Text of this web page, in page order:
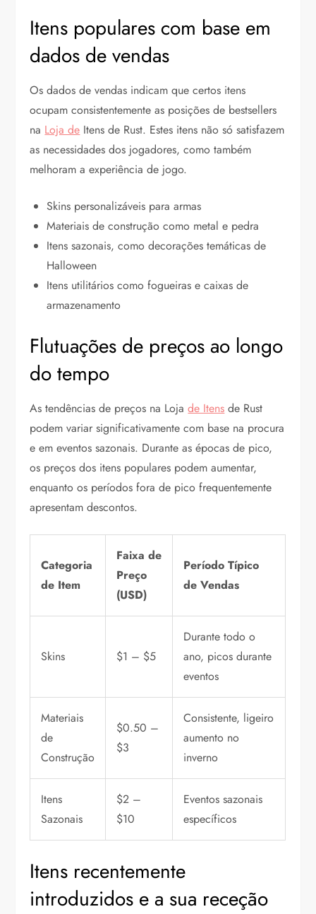
Itens populares com base em
dados de vendas
Os dados de vendas indicam que certos itens
ocupam consistentemente as posições de bestsellers
na Loja de Itens de Rust. Estes itens não só satisfazem
as necessidades dos jogadores, como também
melhoram a experiência de jogo.
Skins personalizáveis para armas
Materiais de construção como metal e pedra
Itens sazonais, como decorações temáticas de
Halloween
Itens utilitários como fogueiras e caixas de
armazenamento
Flutuações de preços ao longo
do tempo
As tendências de preços na Lojade Itens de Rust
podem variar significativamente com base na procura
e em eventos sazonais. Durante as épocas de pico,
os preços dos itens populares podem aumentar,
enquanto os períodos fora de pico frequentemente
apresentam descontos.
Categoria
de Item
Faixa de
Preço
(USD)
Período Típico
de Vendas
Skins $1 – $5
Durante todo o
ano, picos durante
eventos
Materiais
de
Construção
$0.50 –
$3
Consistente, ligeiro
aumento no
inverno
Itens
Sazonais
$2 –
$10
Eventos sazonais
específicos
Itens recentemente
introduzidos e a sua receção